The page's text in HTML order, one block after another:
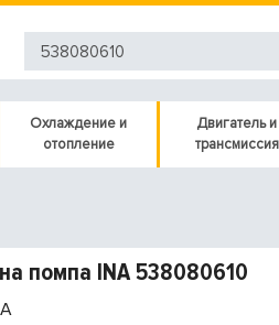
Охлаждение и
отопление
Двигатель и
трансмиссия
помпа INA 538080610